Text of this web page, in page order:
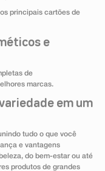
principais cartões de
e
de
marcas.
em um
tudo o que você
e vantagens
do bem-estar ou até
produtos de grandes